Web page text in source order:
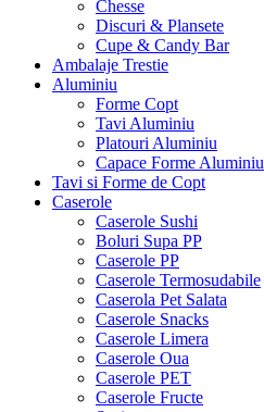
Chesse
Discuri & Plansete
Cupe & Candy Bar
Ambalaje Trestie
Aluminiu
Forme Copt
Tavi Aluminiu
Platouri Aluminiu
Capace Forme Aluminiu
Tavi si Forme de Copt
Caserole
Caserole Sushi
Boluri Supa PP
Caserole PP
Caserole Termosudabile
Caserola Pet Salata
Caserole Snacks
Caserole Limera
Caserole Oua
Caserole PET
Caserole Fructe